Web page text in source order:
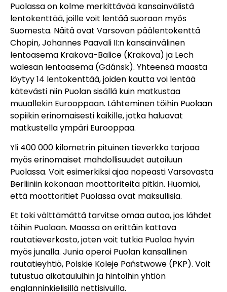
Puolassa on kolme merkittävää kansainvälistä
lentokenttää, joille voit lentää suoraan myös
Suomesta. Näitä ovat Varsovan päälentokenttä
Chopin, Johannes Paavali II:n kansainvälinen
lentoasema Krakova-Balice (Krakova) ja Lech
walesan lentoasema (Gdánsk). Yhteensä maasta
löytyy 14 lentokenttää, joiden kautta voi lentää
kätevästi niin Puolan sisällä kuin matkustaa
muuallekin Eurooppaan. Lähteminen töihin Puolaan
sopiikin erinomaisesti kaikille, jotka haluavat
matkustella ympäri Eurooppaa.
Yli 400 000 kilometrin pituinen tieverkko tarjoaa
myös erinomaiset mahdollisuudet autoiluun
Puolassa. Voit esimerkiksi ajaa nopeasti Varsovasta
Berliiniin kokonaan moottoriteitä pitkin. Huomioi,
että moottoritiet Puolassa ovat maksullisia.
Et toki välttämättä tarvitse omaa autoa, jos lähdet
töihin Puolaan. Maassa on erittäin kattava
rautatieverkosto, joten voit tutkia Puolaa hyvin
myös junalla. Junia operoi Puolan kansallinen
rautatieyhtiö, Polskie Koleje Państwowe (PKP). Voit
tutustua aikatauluihin ja hintoihin yhtiön
englanninkielisillä nettisivuilla.